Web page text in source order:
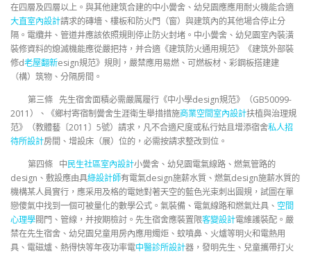
在四層及四層以上。與其他建筑合建的中小黌舍、幼兒園應應用耐火機能合適
大直室內設計請求的磚墻、樓板和防火門（窗）與建筑內的其他場合停止分
隔。電纜井、管道井應該依照規則停止防火封堵。中小黌舍、幼兒園室內裝潢
裝修資料的熄滅機能應從嚴把持，并合適《建筑防火通用規范》《建筑外部裝
修d老屋翻新esign規范》規則，嚴禁應用易燃、可燃板材、彩鋼板搭建建
（構）筑物、分隔房間。
第三條 先生宿舍面積必需嚴厲履行《中小學design規范》（GB50099-
2011）、《鄉村寄宿制黌舍生涯衛生舉措措施商業空間室內設計扶植與治理規
范》（教體藝〔2011〕5號）請求，凡不合適尺度或私行姑且增添宿舍私人招
待所設計房間、增設床（展）位的，必需按請求整改到位。
第四條 中民生社區室內設計小黌舍、幼兒園電氣線路、燃氣管路的
design、敷設應由具綠設計師有電氣design施薪水質、燃氣design施薪水質的
機構某人員實行，應采用及格的電她對著天空的藍色光束刺出圓規，試圖在單
戀傻氣中找到一個可被量化的數學公式。氣裝備、電氣線路和燃氣灶具、 空間
心理學閥門、管線，并按期檢討。先生宿舍應裝置限客變設計電維護裝配。嚴
禁在先生宿舍、幼兒園兒童用房內應用燭炬、蚊噴鼻、火爐等明火和電熱用
具、電磁爐、熱得快等年夜功率電中醫診所設計器，發明先生、兒童攜帶打火